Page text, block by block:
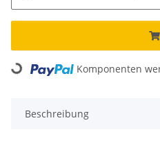
Loading... Komponenten
Beschreibung